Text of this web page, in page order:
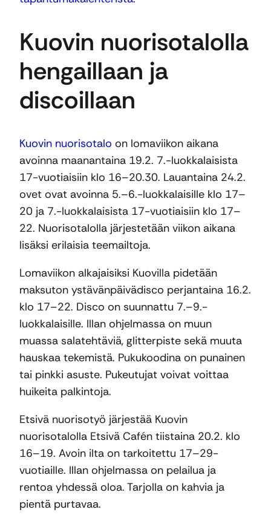
Kuovin nuorisotalolla
hengaillaan ja
discoillaan
Kuovin nuorisotalo on lomaviikon aikana
avoinna maanantaina 19.2. 7.-luokkalaisista
17-vuotiaisiin klo 16–20.30. Lauantaina 24.2.
ovet ovat avoinna 5.–6.-luokkalaisille klo 17–
20 ja 7.-luokkalaisista 17-vuotiaisiin klo 17–
22. Nuorisotalolla järjestetään viikon aikana
lisäksi erilaisia teemailtoja.
Lomaviikon alkajaisiksi Kuovilla pidetään
maksuton ystävänpäivädisco perjantaina 16.2.
klo 17–22. Disco on suunnattu 7.–9.-
luokkalaisille. Illan ohjelmassa on muun
muassa salatehtäviä, glitterpiste sekä muuta
hauskaa tekemistä. Pukukoodina on punainen
tai pinkki asuste. Pukeutujat voivat voittaa
huikeita palkintoja.
Etsivä nuorisotyö järjestää Kuovin
nuorisotalolla Etsivä Cafén tiistaina 20.2. klo
16–19. Avoin ilta on tarkoitettu 17–29-
vuotiaille. Illan ohjelmassa on pelailua ja
rentoa yhdessä oloa. Tarjolla on kahvia ja
pientä purtavaa.